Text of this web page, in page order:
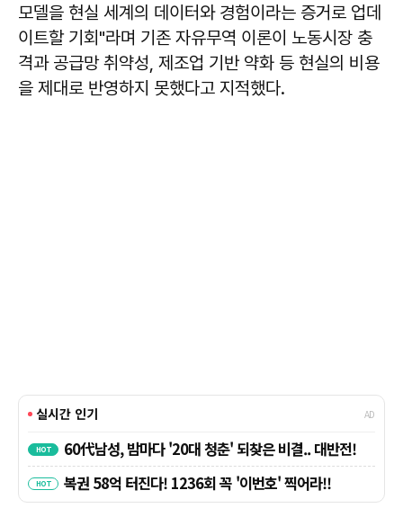
모델을 현실 세계의 데이터와 경험이라는 증거로 업데
이트할 기회"라며 기존 자유무역 이론이 노동시장 충
격과 공급망 취약성, 제조업 기반 약화 등 현실의 비용
을 제대로 반영하지 못했다고 지적했다.